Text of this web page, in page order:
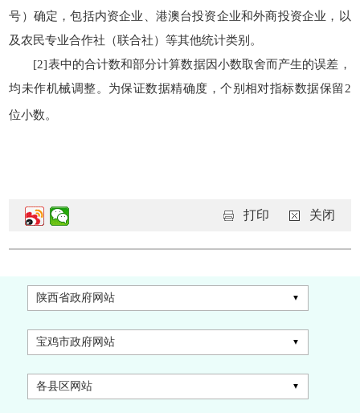
号）确定，包括内资企业、港澳台投资企业和外商投资企业，以
及农民专业合作社（联合社）等其他统计类别。
[2]表中的合计数和部分计算数据因小数取舍而产生的误差，
均未作机械调整。为保证数据精确度，个别相对指标数据保留2
位小数。
打印 关闭
陕西省政府网站
宝鸡市政府网站
各县区网站